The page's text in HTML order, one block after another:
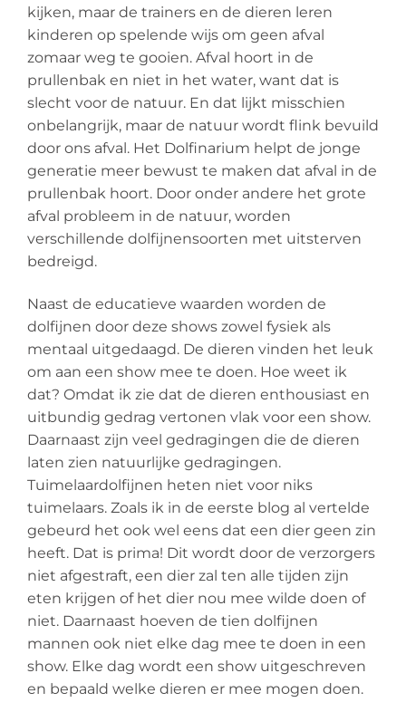
kijken, maar de trainers en de dieren leren
kinderen op spelende wijs om geen afval
zomaar weg te gooien. Afval hoort in de
prullenbak en niet in het water, want dat is
slecht voor de natuur. En dat lijkt misschien
onbelangrijk, maar de natuur wordt flink bevuild
door ons afval. Het Dolfinarium helpt de jonge
generatie meer bewust te maken dat afval in de
prullenbak hoort. Door onder andere het grote
afval probleem in de natuur, worden
verschillende dolfijnensoorten met uitsterven
bedreigd.
Naast de educatieve waarden worden de
dolfijnen door deze shows zowel fysiek als
mentaal uitgedaagd. De dieren vinden het leuk
om aan een show mee te doen. Hoe weet ik
dat? Omdat ik zie dat de dieren enthousiast en
uitbundig gedrag vertonen vlak voor een show.
Daarnaast zijn veel gedragingen die de dieren
laten zien natuurlijke gedragingen.
Tuimelaardolfijnen heten niet voor niks
tuimelaars. Zoals ik in de eerste blog al vertelde
gebeurd het ook wel eens dat een dier geen zin
heeft. Dat is prima! Dit wordt door de verzorgers
niet afgestraft, een dier zal ten alle tijden zijn
eten krijgen of het dier nou mee wilde doen of
niet. Daarnaast hoeven de tien dolfijnen
mannen ook niet elke dag mee te doen in een
show. Elke dag wordt een show uitgeschreven
en bepaald welke dieren er mee mogen doen.